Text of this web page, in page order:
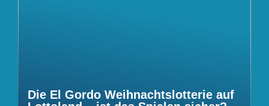
Die El Gordo Weihnachtslotterie auf